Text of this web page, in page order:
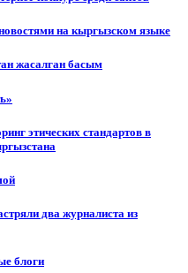
на кыргызском языке
жасалган басым
этических стандартов в
два журналиста из
блоги